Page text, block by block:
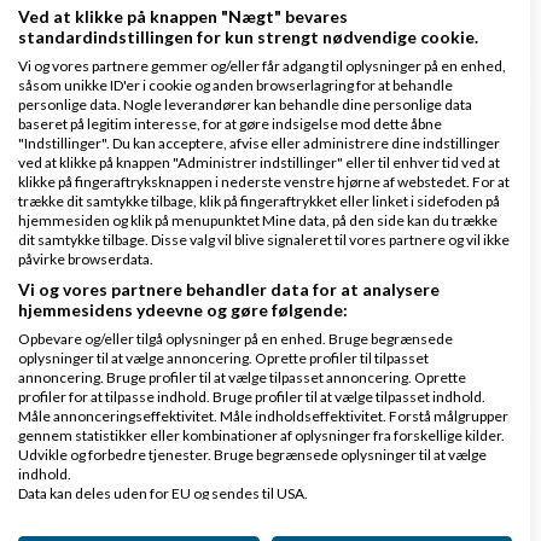
0 svar
Hobbyvirksomhed bundet på hænder og fødder.
Må jeg slet ikke sælge i EU?
Nyeste indlægafME93,den 20-06-2026 kl. 10:37
1 2
Ny IT-iværksætter søger råd, sparring og
netværk
Ved at klikke på knappen "Nægt" bevares
standardindstillingen for kun strengt nødvendige cookie.
Vi og vores partnere gemmer og/eller får adgang til oplysninger på en enhed,
såsom unikke ID'er i cookie og anden browserlagring for at behandle
personlige data. Nogle leverandører kan behandle dine personlige data
baseret på legitim interesse, for at gøre indsigelse mod dette åbne
"Indstillinger". Du kan acceptere, afvise eller administrere dine indstillinger
ved at klikke på knappen "Administrer indstillinger" eller til enhver tid ved at
klikke på fingeraftryksknappen i nederste venstre hjørne af webstedet. For at
trække dit samtykke tilbage, klik på fingeraftrykket eller linket i sidefoden på
hjemmesiden og klik på menupunktet Mine data, på den side kan du trække
dit samtykke tilbage. Disse valg vil blive signaleret til vores partnere og vil ikke
påvirke browserdata.
Vi og vores partnere behandler data for at analysere
hjemmesidens ydeevne og gøre følgende:
Opbevare og/eller tilgå oplysninger på en enhed. Bruge begrænsede
oplysninger til at vælge annoncering. Oprette profiler til tilpasset
annoncering. Bruge profiler til at vælge tilpasset annoncering. Oprette
profiler for at tilpasse indhold. Bruge profiler til at vælge tilpasset indhold.
Måle annonceringseffektivitet. Måle indholdseffektivitet. Forstå målgrupper
gennem statistikker eller kombinationer af oplysninger fra forskellige kilder.
Udvikle og forbedre tjenester. Bruge begrænsede oplysninger til at vælge
indhold.
Data kan deles uden for EU og sendes til USA.